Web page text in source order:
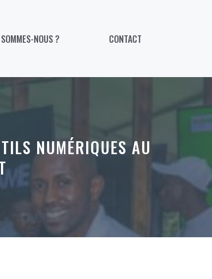
NOUS ? CONTACT
NUMÉRIQUES AU